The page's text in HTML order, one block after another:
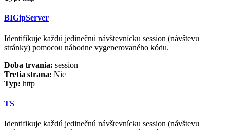
BIGipServer
Identifikuje každú jedinečnú návštevnícku session (návštevu
stránky) pomocou náhodne vygenerovaného kódu.
Doba trvania: session
Tretia strana: Nie
Typ: http
TS
Identifikuje každú jedinečnú návštevnícku session (návštevu